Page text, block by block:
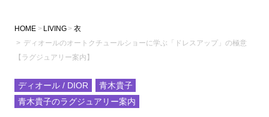
HOME LIVING
衣
ディオールのオートクチュールショーに学ぶ「ドレスアップ」の極意
【ラグジュアリー案内】
ディオール / DIOR
青木貴子
青木貴子のラグジュアリー案内